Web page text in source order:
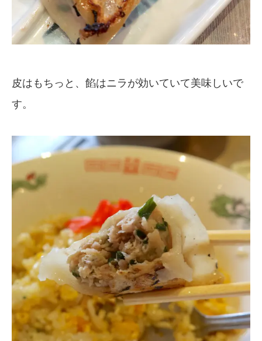
皮はもちっと、餡はニラが効いていて美味しいで
す。